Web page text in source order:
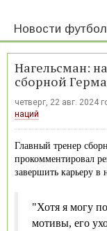
Новости
Нагельсман:
сборной
четверг, 22 авг. 2024
наций
Главный тренер
прокомментировал
завершить карьеру в
"Хотя я могу
мотивы, его